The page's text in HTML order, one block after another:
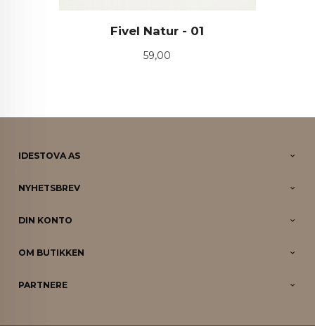
Fivel Natur - 01
Pris
59,00
IDESTOVA AS
NYHETSBREV
DIN KONTO
OM BUTIKKEN
PARTNERE